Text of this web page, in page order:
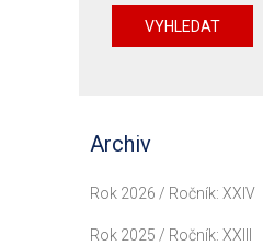
VYHLEDAT
Archiv
Rok 2026 / Ročník: XXIV
Rok 2025 / Ročník: XXIII